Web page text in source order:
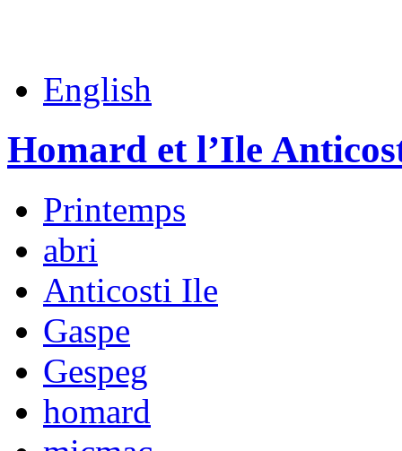
English
Homard et l’Ile
Printemps
abri
Anticosti Ile
Gaspe
Gespeg
homard